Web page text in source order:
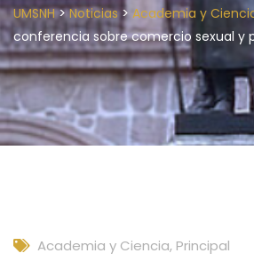
UMSNH>Noticias> Academia y
conferencia sobre comercio sexual y
Academia y Ciencia, Principal